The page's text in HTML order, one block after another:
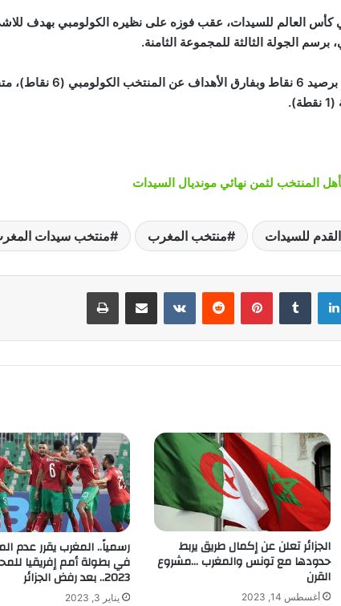
كأس العالم للسيدات، عقب فوزه على نظيره الكولومبي بهدف
الجولة الثالثة للمجموعة الثامنة.
واحتل المنتخب المغربي، المركز الثاني برصيد 6 نقاط
المنتخب لثمن نهائي مونديال السيدات
للسيدات منتخب المغرب منتخب سيدات
لينكدإن بينتيريست
الجزائر تعلن عن إكمال طريق يربط
حدودها مع تونس والمغرب …مشروع
القرن
أغسطس 14, 2023
رسمياً.. المغرب يقرر عدم
في بطولة أمم إفريقيا
2023.. بعد رفض الجزائر
يناير 3, 2023